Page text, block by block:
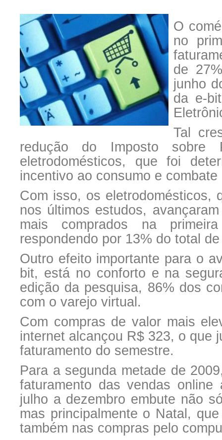
O
no
de
junho
da e-
Tal
redução do Imposto sobre
eletrodomésticos, que foi
incentivo ao consumo e
Com isso, os eletrodomésticos,
nos últimos estudos,
mais comprados na
respondendo por 13% do total
Outro efeito importante para o
bit, está no conforto e na
edição da pesquisa, 86% dos
com o varejo virtual.
Com compras de valor mais
internet alcançou R$ 323, o que
faturamento do semestre.
Para a segunda metade de
faturamento das vendas
julho a dezembro embute não
mas principalmente o Natal,
também nas compras pelo